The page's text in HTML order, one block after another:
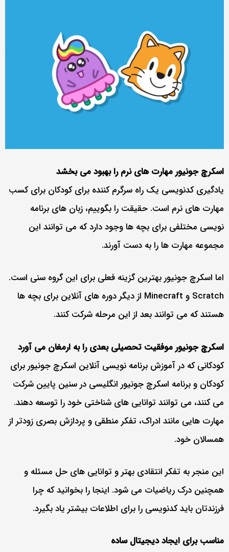
اسکرچ جونیور مهارت های نرم را بهبود می بخشد
یادگیری کدنویسی یک راه سرگرم کننده برای کودکان برای کسب
مهارت های نرم است. حقیقت را بگوییم، زبان های برنامه
نویسی مختلفی برای بچه ها وجود دارد که می توانند این
مجموعه مهارت ها را به دست آورند.
اما اسکرچ جونیور بهترین گزینه فعلی برای این گروه سنی است.
Scratch و Minecraft از دیگر دوره های آنلاین برای بچه ها
هستند که می توانند بعد از این مرحله شرکت کنند.
اسکرچ جونیور موفقیت تحصیلی بعدی را به ارمغان می آورد
کودکانی که در آموزش برنامه نویسی آنلاین اسکرچ جونیور برای
کودکان و برنامه اسکرچ جونیور انگلیسی در سنین پایین شرکت
می کنند، می توانند توانایی های شناختی خود را توسعه دهند.
مهارت هایی مانند ادراک، تفکر منطقی و پردازش بصری زودتر از
همسالان خود.
این منجر به تفکر انتقادی بهتر و توانایی های حل مسئله و
همچنین درک ریاضیات می شود. اینجا را بخوانید که چرا
فرزندتان باید کدنویسی را برای اطلاعات بیشتر یاد بگیرد.
مناسب برای ایجاد دیجیتال ساده